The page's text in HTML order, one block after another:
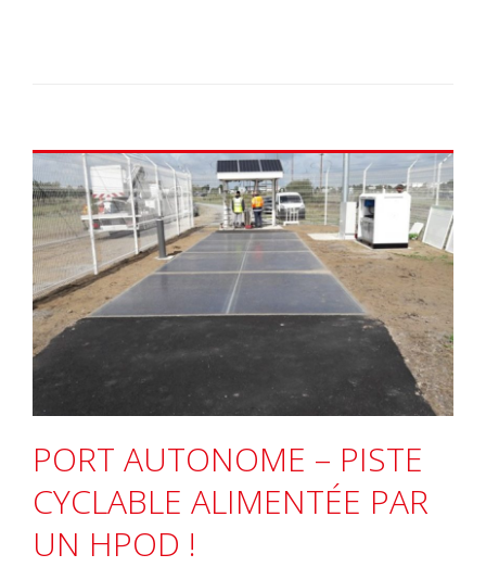
PORT AUTONOME – PISTE
CYCLABLE ALIMENTÉE PAR
UN HPOD !